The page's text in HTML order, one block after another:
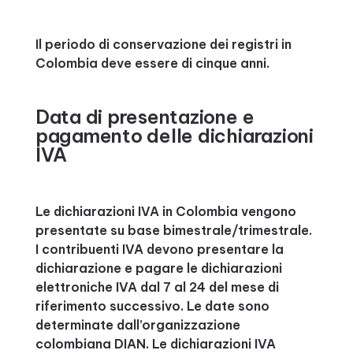
Il periodo di conservazione dei registri in
Colombia deve essere di cinque anni.
Data di presentazione e
pagamento delle dichiarazioni
IVA
Le dichiarazioni IVA in Colombia vengono
presentate su base bimestrale/trimestrale.
I contribuenti IVA devono presentare la
dichiarazione e pagare le dichiarazioni
elettroniche IVA dal 7 al 24 del mese di
riferimento successivo. Le date sono
determinate dall’organizzazione
colombiana DIAN. Le dichiarazioni IVA